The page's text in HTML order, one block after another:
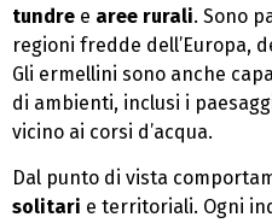
tundre e aree rurali. Sono
regioni fredde dell’Europa,
Gli ermellini sono anche
di ambienti, inclusi i
vicino ai corsi d’acqua.
Dal punto di vista
solitari e territoriali. Ogni